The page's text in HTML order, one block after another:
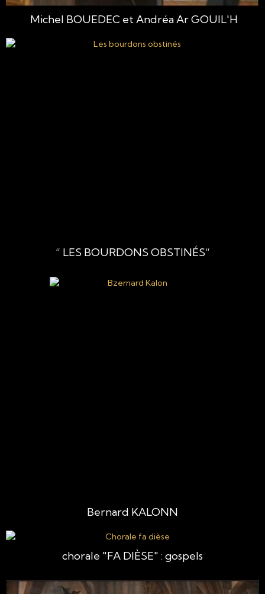
Michel BOUEDEC et Andréa Ar GOUIL'H
“ LES BOURDONS OBSTINÉS“
Bernard KALONN
chorale "FA DIÈSE" : gospels